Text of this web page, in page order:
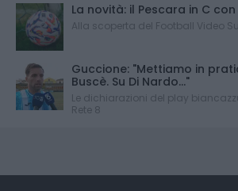
La novità: il Pescara in C con
Alla scoperta del Football Video
Guccione: "Mettiamo in
Buscè. Su Di Nardo..."
Le dichiarazioni del play
Rete 8